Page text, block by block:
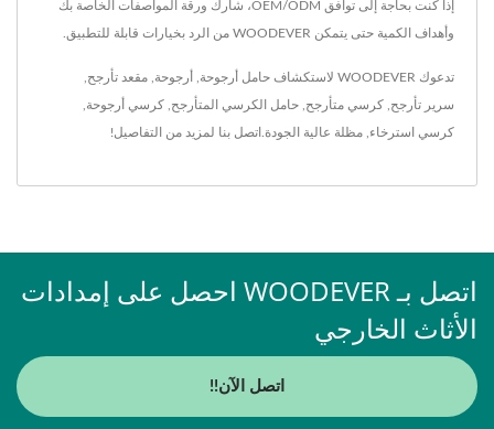
إذا كنت بحاجة إلى توافق OEM/ODM، شارك ورقة المواصفات الخاصة بك
وأهداف الكمية حتى يتمكن WOODEVER من الرد بخيارات قابلة للتطبيق.
تدعوك WOODEVER لاستكشاف حامل أرجوحة أرجوحة مقعد تأرجح
سرير تأرجح كرسي متأرجح حامل الكرسي المتأرجح كرسي أرجوحة
كرسي استرخاء مظلة عالية الجودة. اتصل بنا لمزيد من التفاصيل!
اتصل بـ WOODEVER احصل على إمدادات
الأثاث الخارجي
اتصل الآن!!